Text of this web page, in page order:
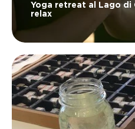
Yoga retreat al Lago di
relax